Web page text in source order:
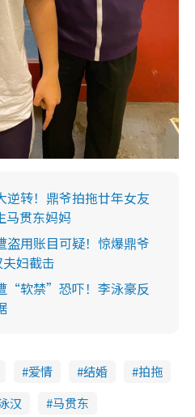
逆转！鼎爷拍拖廿年女友
马贯东妈妈
盗用账目可疑！惊爆鼎爷
妇截击
“软禁”恐吓！李泳豪反
爱情 结婚
拍拖
汉 马贯东